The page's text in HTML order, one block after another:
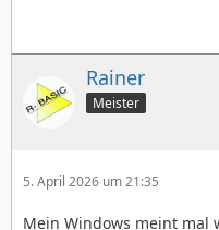
Rainer
Meister
5. April 2026 um 21:35
Mein Windows meint mal